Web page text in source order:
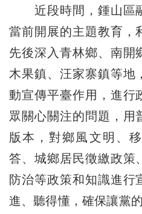
近段時間，鍾山區
當前開展的主題教育，
先後深入青林鄉、南開
木果鎮、汪家寨鎮等地
動宣傳平臺作用，進行
眾關心關注的問題，用
版本，對鄉風文明、
答、城鄉居民徵繳政策
防治等政策和知識進行
進、聽得懂，確保讓黨